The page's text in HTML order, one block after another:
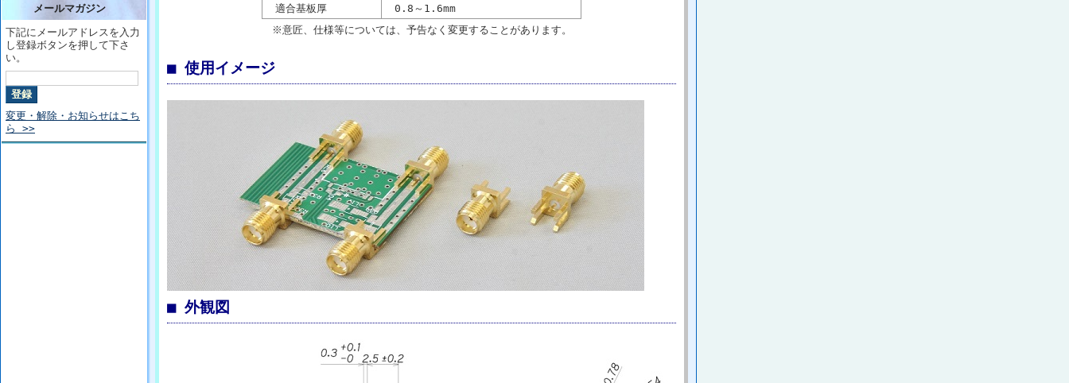
メールマガジン
下記にメールアドレスを入力
し登録ボタンを押して下さ
い。
変更・解除・お知らせはこち
ら >>
適合基板厚
0.8～1.6mm
※意匠、仕様等については、予告なく変更することがあります。
■ 使用イメージ
■ 外観図